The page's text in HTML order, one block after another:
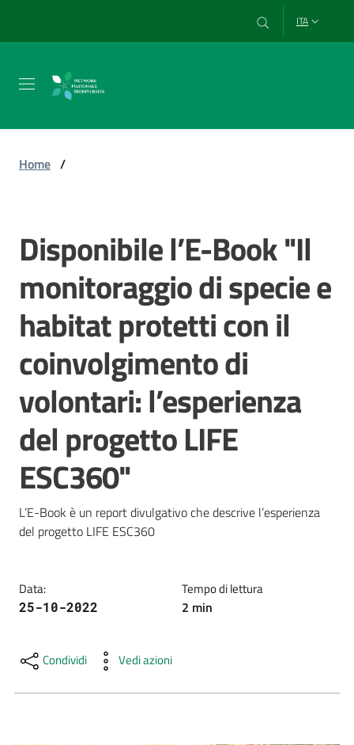
ITA
Chi
usa
dati
Strumenti
e
risorse
Citizen
Science
Progetti
e
formazione
Eventi
Home /
Salta al contenuto
Disponibile l’E-Book "Il
monitoraggio di specie e
habitat protetti con il
coinvolgimento di
volontari: l’esperienza
del progetto LIFE
ESC360"
L’E-Book è un report divulgativo che descrive l’esperienza
del progetto LIFE ESC360
Data:
25-10-2022
Tempo di lettura
2 min
Condividi Vedi azioni